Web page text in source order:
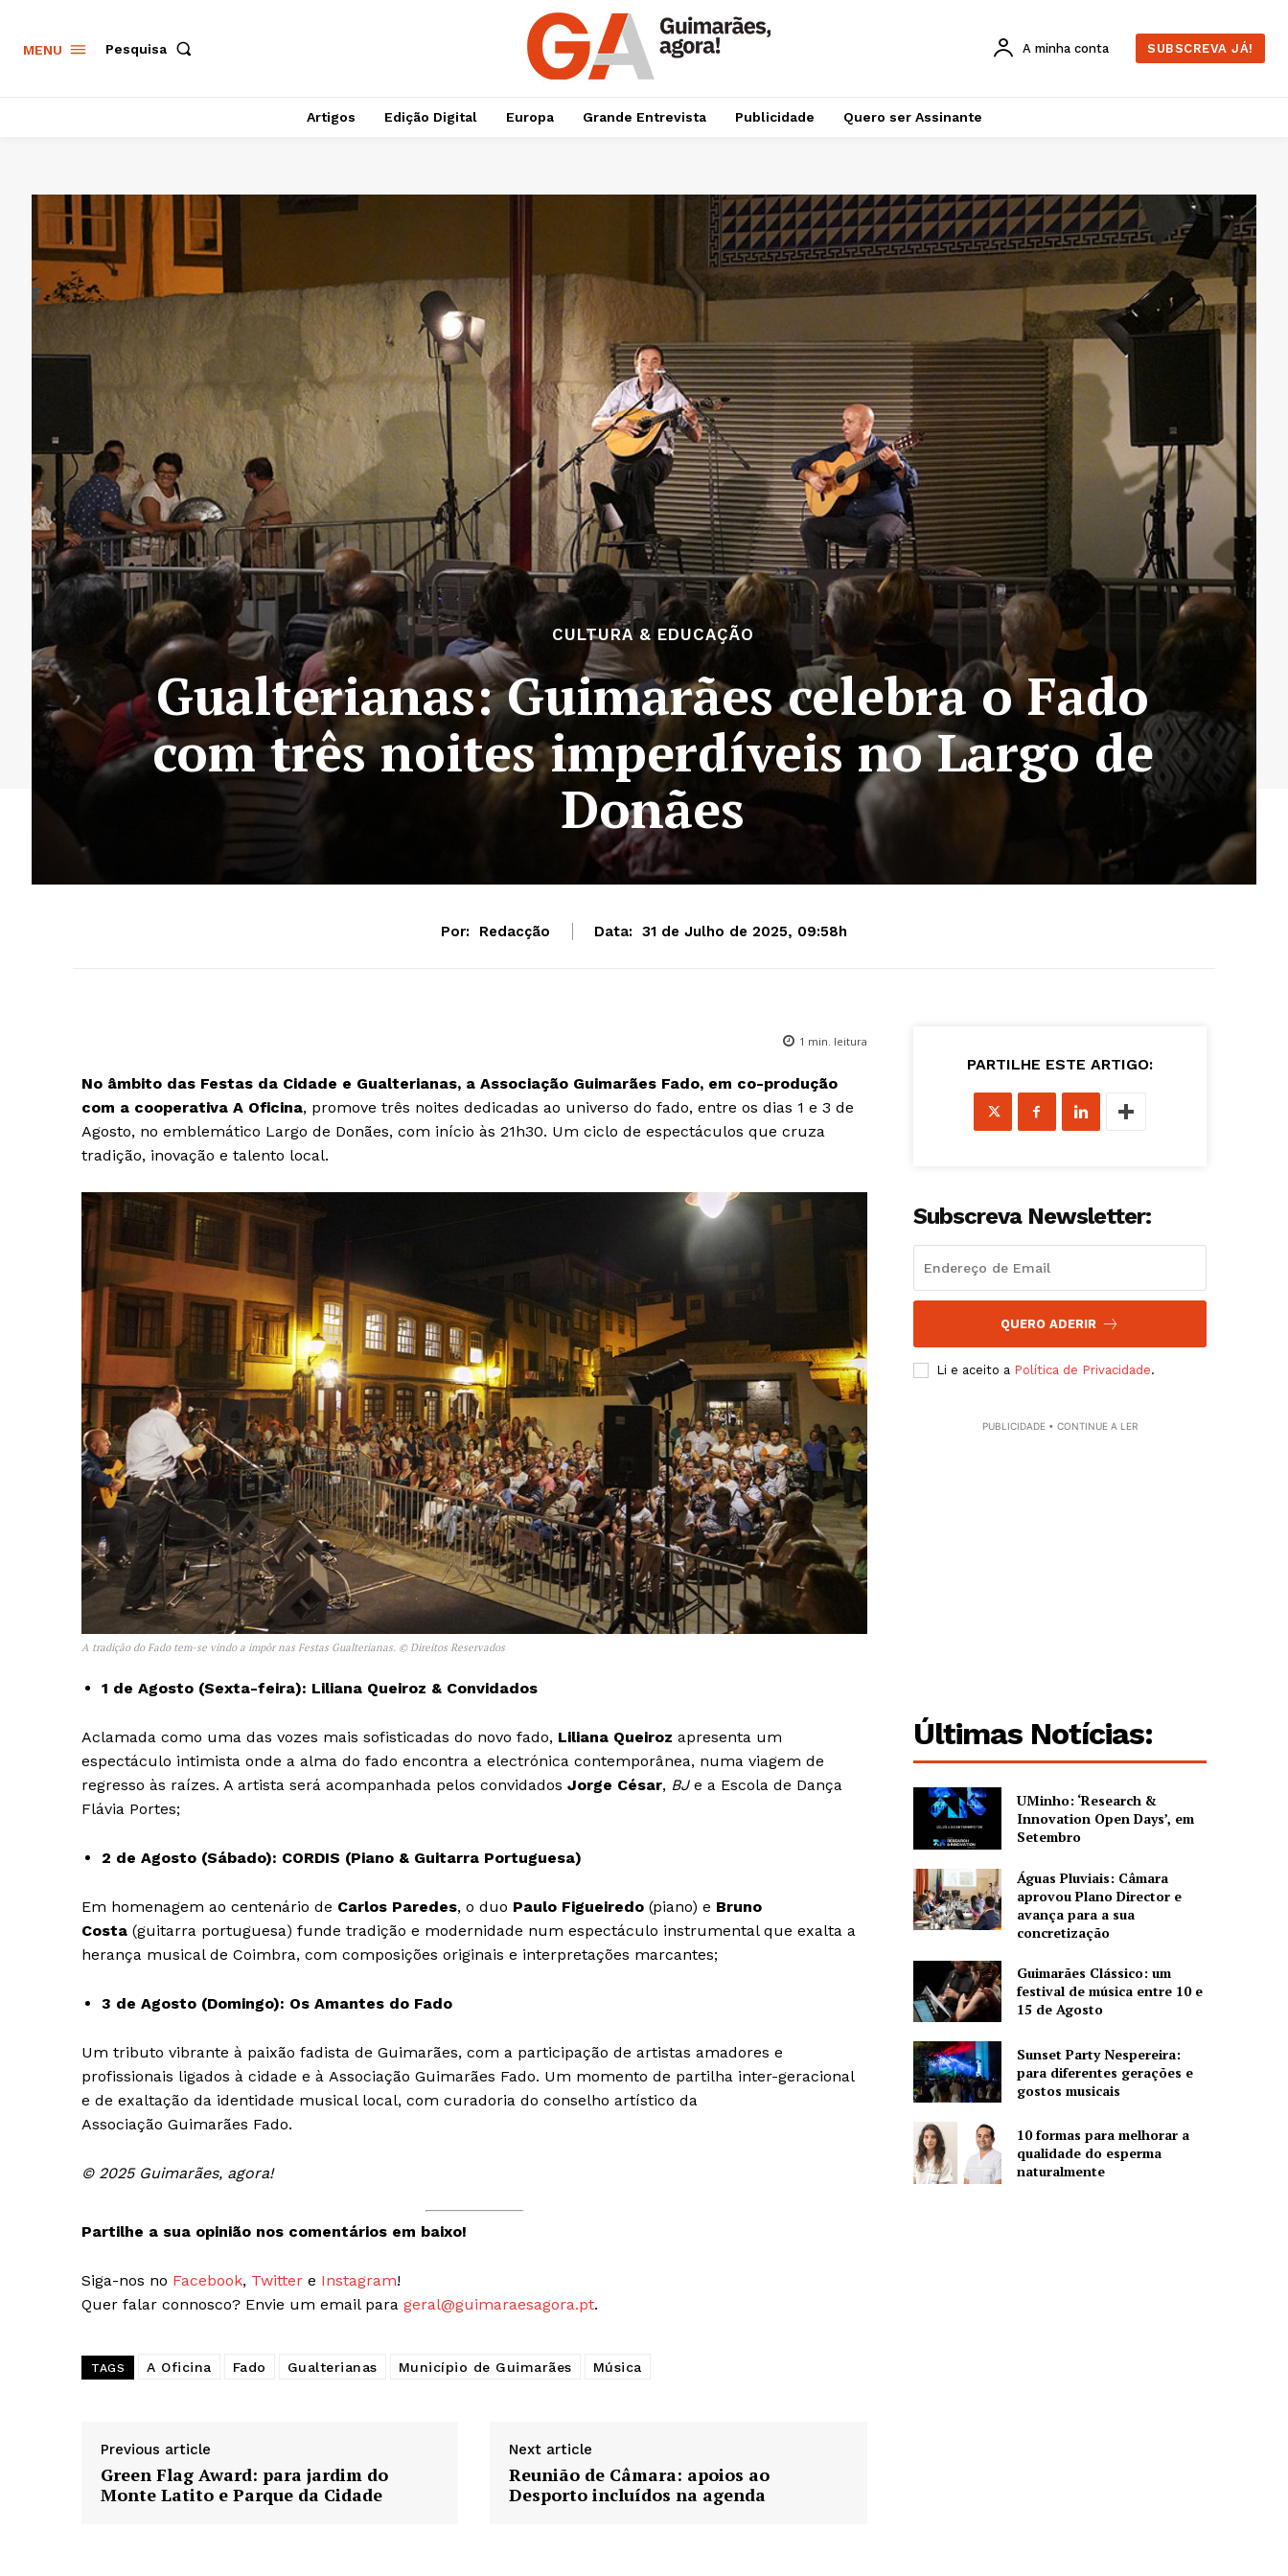
Institucional
Publicidade
Quero ser Assinante
MENU Pesquisa A minha conta SUBSCREVA JÁ!
Artigos Edição Digital Europa Grande Entrevista Publicidade Quero ser Assinante
CULTURA & EDUCAÇÃO
Gualterianas: Guimarães celebra o Fado
com três noites imperdíveis no Largo de
Donães
Por: Redacção Data: 31 de Julho de 2025, 09:58h
1 min. leitura
No âmbito das Festas da Cidade e Gualterianas, a Associação Guimarães Fado, em co-produção
com a cooperativa A Oficina, promove três noites dedicadas ao universo do fado, entre os dias 1 e 3 de
Agosto, no emblemático Largo de Donães, com início às 21h30. Um ciclo de espectáculos que cruza
tradição, inovação e talento local.
A tradição do Fado tem-se vindo a impôr nas Festas Gualterianas. © Direitos Reservados
1 de Agosto (Sexta-feira): Liliana Queiroz & Convidados
Aclamada como uma das vozes mais sofisticadas do novo fado, Liliana Queiroz apresenta um
espectáculo intimista onde a alma do fado encontra a electrónica contemporânea, numa viagem de
regresso às raízes. A artista será acompanhada pelos convidados Jorge César, BJe a Escola de Dança
Flávia Portes;
2 de Agosto (Sábado): CORDIS (Piano & Guitarra Portuguesa)
Em homenagem ao centenário de Carlos Paredes, o duo Paulo Figueiredo (piano) e Bruno
Costa (guitarra portuguesa) funde tradição e modernidade num espectáculo instrumental que exalta a
herança musical de Coimbra, com composições originais e interpretações marcantes;
3 de Agosto (Domingo): Os Amantes do Fado
Um tributo vibrante à paixão fadista de Guimarães, com a participação de artistas amadores e
profissionais ligados à cidade e à Associação Guimarães Fado. Um momento de partilha inter-geracional
e de exaltação da identidade musical local, com curadoria do conselho artístico da
Associação Guimarães Fado.
© 2025 Guimarães, agora!
Partilhe a sua opinião nos comentários em baixo!
Siga-nos no Facebook, Twitter e Instagram!
Quer falar connosco? Envie um email para geral@guimaraesagora.pt.
TAGS A Oficina Fado Gualterianas Município de Guimarães Música
Previous article
Green Flag Award: para jardim do
Monte Latito e Parque da Cidade
Next article
Reunião de Câmara: apoios ao
Desporto incluídos na agenda
PARTILHE ESTE ARTIGO:
Subscreva Newsletter:
QUERO ADERIR
Li e aceito a Política de Privacidade.
PUBLICIDADE • CONTINUE A LER
Últimas Notícias:
UMinho: ‘Research &
Innovation Open Days’, em
Setembro
Águas Pluviais: Câmara
aprovou Plano Director e
avança para a sua
concretização
Guimarães Clássico: um
festival de música entre 10 e
15 de Agosto
Sunset Party Nespereira:
para diferentes gerações e
gostos musicais
10 formas para melhorar a
qualidade do esperma
naturalmente